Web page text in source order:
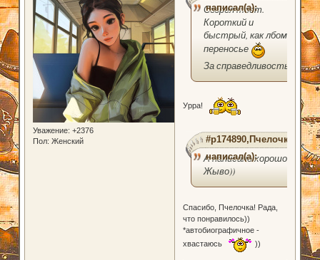
Уважение: +2376
Пол: Женский
написал(а):
Созрел тост.
Короткий и
быстрый, как лбом в
переносье
За справедливость!
Урра!
#p174890,Пчелочка
написал(а):
А написано хорошо!
Жыво))
Спасибо, Пчелочка! Рада,
что понравилось))
*автобиографичное -
хвастаюсь
))